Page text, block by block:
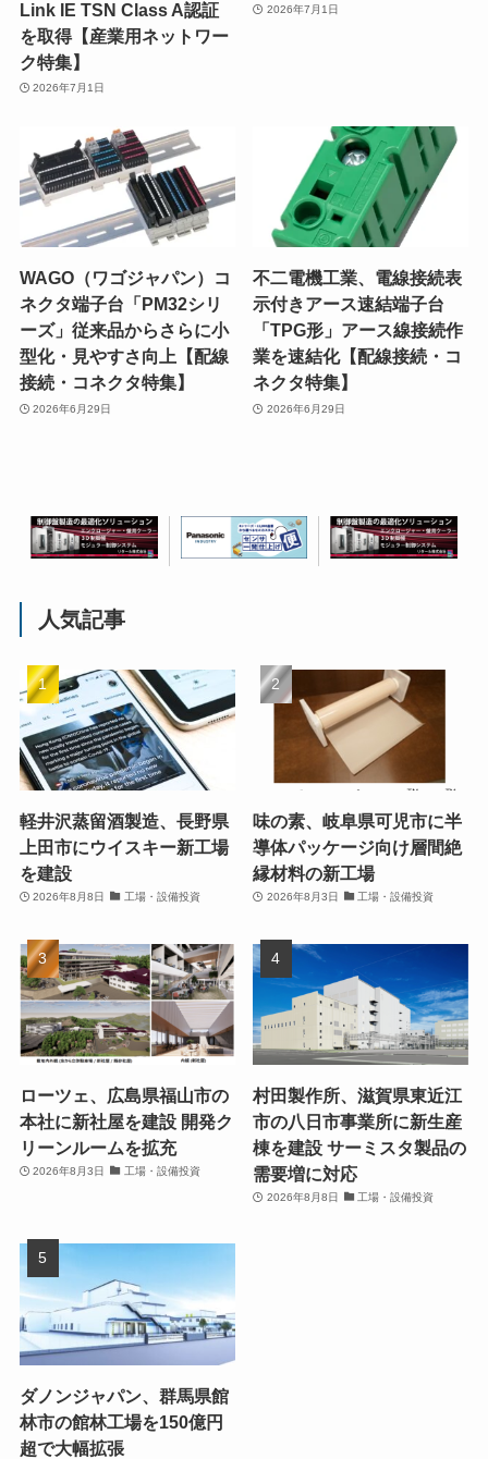
Link IE TSN Class A認証
を取得【産業用ネットワー
ク特集】
2026年7月1日
2026年7月1日
WAGO（ワゴジャパン）コ
ネクタ端子台「PM32シリ
ーズ」従来品からさらに小
型化・見やすさ向上【配線
接続・コネクタ特集】
2026年6月29日
不二電機工業、電線接続表
示付きアース速結端子台
「TPG形」アース線接続作
業を速結化【配線接続・コ
ネクタ特集】
2026年6月29日
人気記事
軽井沢蒸留酒製造、長野県
上田市にウイスキー新工場
を建設
2026年8月8日 工場・設備投資
味の素、岐阜県可児市に半
導体パッケージ向け層間絶
縁材料の新工場
2026年8月3日 工場・設備投資
ローツェ、広島県福山市の
本社に新社屋を建設 開発ク
リーンルームを拡充
2026年8月3日 工場・設備投資
村田製作所、滋賀県東近江
市の八日市事業所に新生産
棟を建設 サーミスタ製品の
需要増に対応
2026年8月8日 工場・設備投資
ダノンジャパン、群馬県館
林市の館林工場を150億円
超で大幅拡張